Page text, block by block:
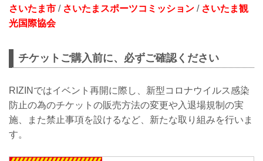
さいたま市 / さいたまスポーツコミッション / さいたま観
光国際協会
チケットご購入前に、必ずご確認ください
RIZINではイベント再開に際し、新型コロナウイルス感染
防止の為のチケットの販売方法の変更や入退場規制の実
施、また禁止事項を設けるなど、新たな取り組みを行いま
す。